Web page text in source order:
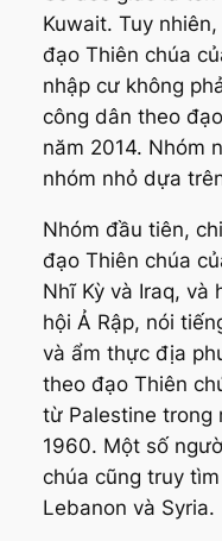
Kuwait. Tuy
đạo Thiên chúa
nhập cư không
công dân theo
năm 2014. Nhóm
nhóm nhỏ dựa
Nhóm đầu tiên,
đạo Thiên chúa
Nhĩ Kỳ và Iraq, và
hội Ả Rập, nói
và ẩm thực địa
theo đạo Thiên
từ Palestine trong
1960. Một số
chúa cũng truy
Lebanon và Syria.